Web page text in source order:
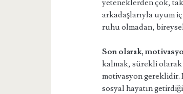
yeteneklerden çok,
arkadaşlarıyla uyum
ruhu olmadan,
Son olarak,
kalmak, sürekli
motivasyon
sosyal hayatın